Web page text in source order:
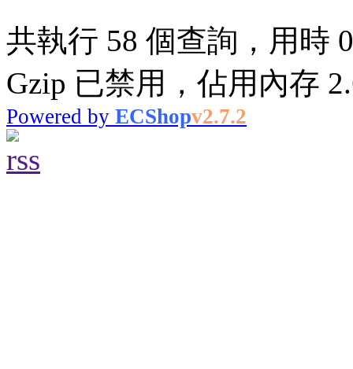
共執行 58 個查詢，用時
Gzip 已禁用，佔用內存
Powered by ECShopv2.7.2